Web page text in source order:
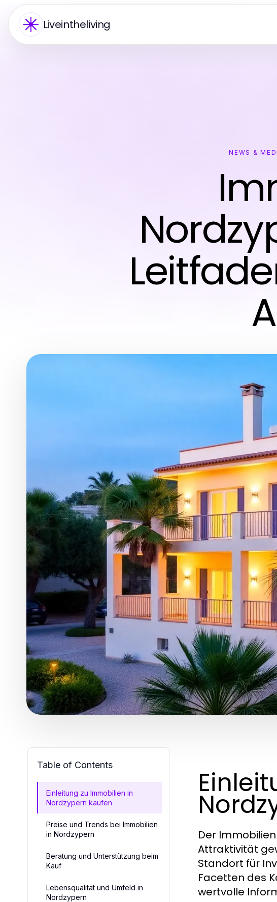
Liveintheliving
NEWS &
Table of Contents
Einleitung zu Immobilien in
Nordzypern kaufen
Preise und Trends bei Immobilien
in Nordzypern
Beratung und Unterstützung beim
Kauf
Lebensqualität und Umfeld in
Nordzypern
Der
Attraktivität
Standort für
Facetten des
wertvolle